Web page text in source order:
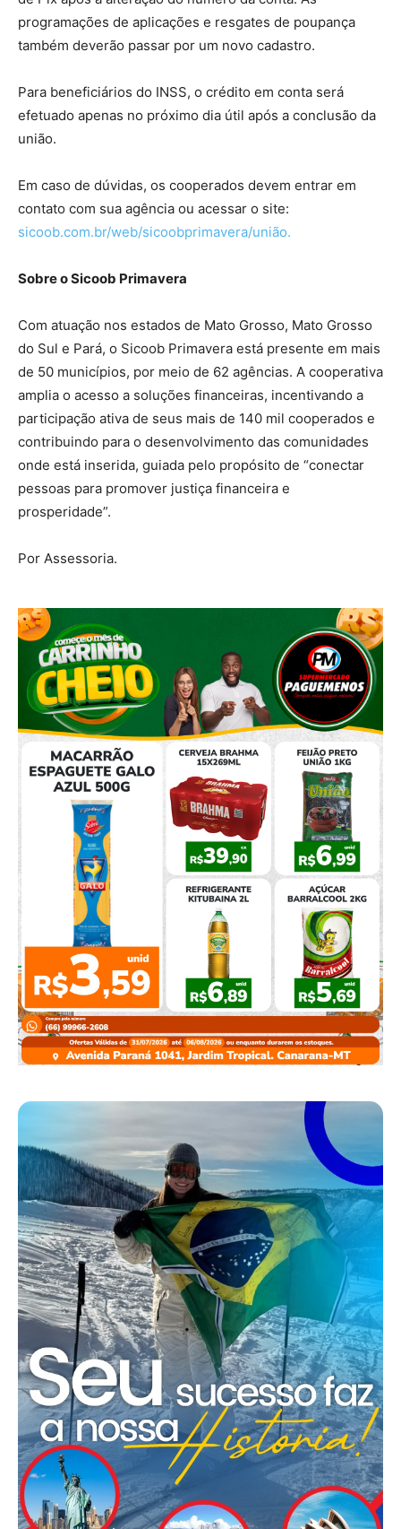
programações de aplicações e resgates de poupança
também deverão passar por um novo cadastro.
Para beneficiários do INSS, o crédito em conta será
efetuado apenas no próximo dia útil após a conclusão da
união.
Em caso de dúvidas, os cooperados devem entrar em
contato com sua agência ou acessar o site:
sicoob.com.br/web/sicoobprimavera/união.
Sobre o Sicoob Primavera
Com atuação nos estados de Mato Grosso, Mato Grosso
do Sul e Pará, o Sicoob Primavera está presente em mais
de 50 municípios, por meio de 62 agências. A cooperativa
amplia o acesso a soluções financeiras, incentivando a
participação ativa de seus mais de 140 mil cooperados e
contribuindo para o desenvolvimento das comunidades
onde está inserida, guiada pelo propósito de “conectar
pessoas para promover justiça financeira e
prosperidade”.
Por Assessoria.